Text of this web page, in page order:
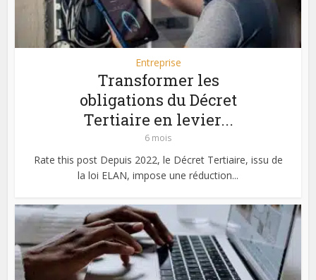
Entreprise
Transformer les
obligations du Décret
Tertiaire en levier...
6 mois
Rate this post Depuis 2022, le Décret Tertiaire, issu de
la loi ELAN, impose une réduction...